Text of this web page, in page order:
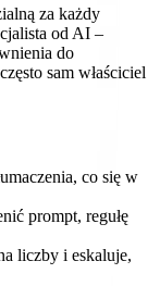
za każdy
od AI –
do
sam właściciel
co się w
prompt, regułę
liczby i eskaluje,